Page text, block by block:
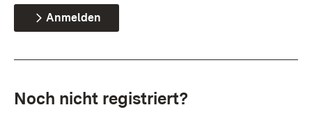
Anmelden
Noch nicht registriert?